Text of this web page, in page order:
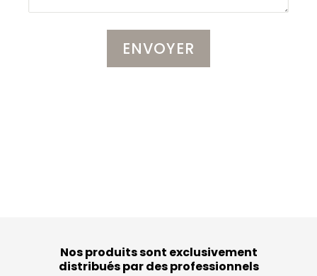
Nos produits sont exclusivement
distribués par des professionnels